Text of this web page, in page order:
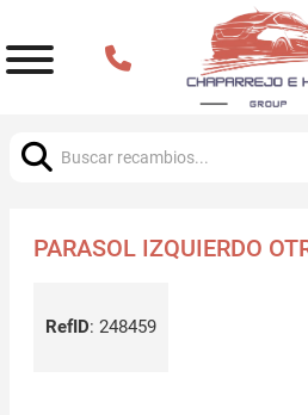
PARASOL IZQUIERDO
RefID: 248459